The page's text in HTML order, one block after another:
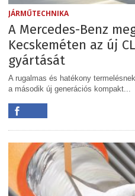
JÁRMŰTECHNIKA
A Mercedes-Benz
Kecskeméten az új
gyártását
A rugalmas és hatékony
a második új generációs kompakt...